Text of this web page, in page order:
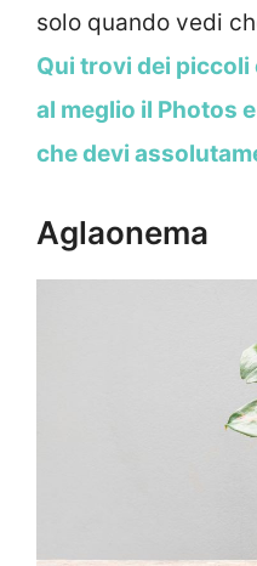
solo quando vedi
Qui trovi dei
al meglio il Photos
che devi
Aglaonema